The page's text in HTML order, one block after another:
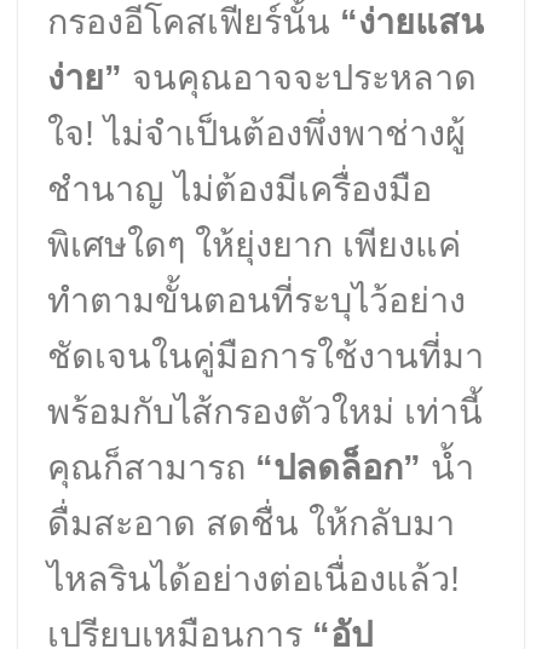
กรองอีโคสเฟียร์นั้น “ง่ายแสน
ง่าย” จนคุณอาจจะประหลาด
ใจ! ไม่จำเป็นต้องพึ่งพาช่างผู้
ชำนาญ ไม่ต้องมีเครื่องมือ
พิเศษใดๆ ให้ยุ่งยาก เพียงแค่
ทำตามขั้นตอนที่ระบุไว้อย่าง
ชัดเจนในคู่มือการใช้งานที่มา
พร้อมกับไส้กรองตัวใหม่ เท่านี้
คุณก็สามารถ “ปลดล็อก” น้ำ
ดื่มสะอาด สดชื่น ให้กลับมา
ไหลรินได้อย่างต่อเนื่องแล้ว!
เปรียบเหมือนการ “อัป